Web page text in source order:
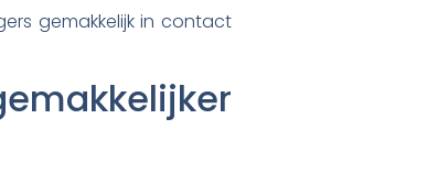
gemakkelijk in contact